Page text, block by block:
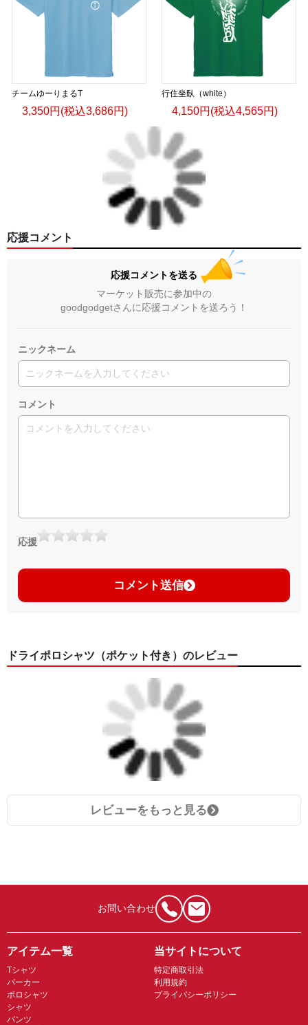
チームゆーりまるT
3,350円(税込3,686円)
行住坐臥（white）
4,150円(税込4,565円)
応援コメント
応援コメントを送る
マーケット販売に参加中の
goodgodgetさんに応援コメントを送ろう！
ニックネーム
コメント
応援
コメント送信
ドライポロシャツ（ポケット付き）のレビュー
レビューをもっと見る
お問い合わせ
アイテム一覧
Tシャツ
パーカー
ポロシャツ
シャツ
パンツ
当サイトについて
特定商取引法
利用規約
プライバシーポリシー